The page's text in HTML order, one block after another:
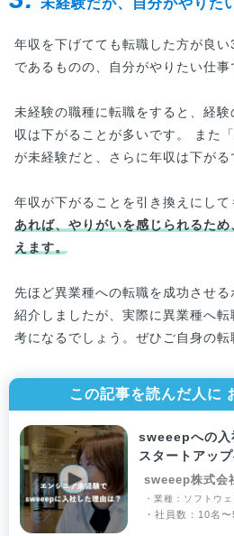
未経験だが、自分がやりた
年収を下げてても転職した方が良
であるものの、自分がやりたい仕事
未経験の職種に転職をすると、経
収は下がることが多いです。 また
が未経験だと、さらに年収は下がる
年収が下がることを引き換えにして
あれば、やりがいを感じられるた
えます。
先ほど異業種への転職を成功させ
紹介しましたが、実際に異業種へ
考になるでしょう。ぜひご自身の転
この記事を読んだ人に
sweeepへの入
スタートアッ
ケ
sweeep株式会
・業種：ソフトウ
・社員数：10名